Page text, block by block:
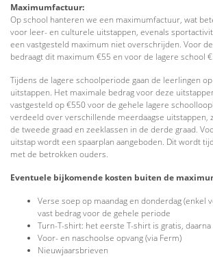
Maximumfactuur:
Op school hanteren we een maximumfactuur, wat
voor leer- en culturele uitstappen, evenals
een vastgesteld maximum niet overschrijden. Voor
bedraagt dit maximum €55 en voor de lagere school
Tijdens de lagere schoolperiode gaan de leerlingen
uitstappen. Het maximale bedrag voor deze
vastgesteld op €550 voor de gehele lagere
verdeeld over verschillende meerdaagse uitstappen,
de tweede graad en zeeklassen in de derde graad.
uitstap wordt een spaarplan aangeboden. Dit wordt
met de betrokken ouders.
Eventuele bijkomende kosten buiten de
Verse soep op maandag en donderdag (enkel
vast bedrag voor de gehele periode
Turn-T-shirt: het eerste T-shirt is gratis,
Voor- en naschoolse opvang (via Ferm)
Nieuwjaarsbrieven